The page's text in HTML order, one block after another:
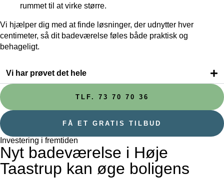
rummet til at virke større.
Vi hjælper dig med at finde løsninger, der udnytter hver
centimeter, så dit badeværelse føles både praktisk og
behageligt.
Vi har prøvet det hele
TLF. 73 70 70 36
FÅ ET GRATIS TILBUD
Investering i fremtiden
Nyt badeværelse i Høje
Taastrup kan øge boligens